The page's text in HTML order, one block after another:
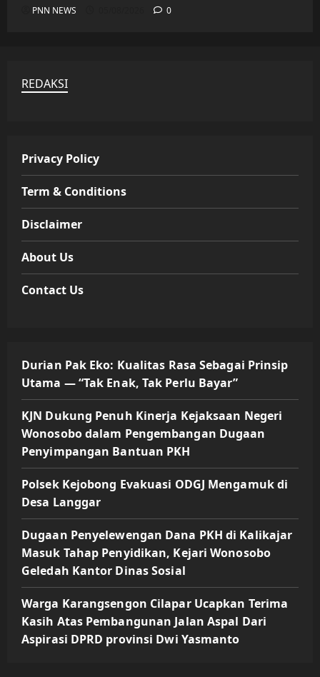
PNN NEWS 0
REDAKSI
Privacy Policy
Term & Conditions
Disclaimer
About Us
Contact Us
Durian Pak Eko: Kualitas Rasa Sebagai Prinsip
Utama — “Tak Enak, Tak Perlu Bayar”
KJN Dukung Penuh Kinerja Kejaksaan Negeri
Wonosobo dalam Pengembangan Dugaan
Penyimpangan Bantuan PKH
Polsek Kejobong Evakuasi ODGJ Mengamuk di
Desa Langgar
Dugaan Penyelewengan Dana PKH di Kalikajar
Masuk Tahap Penyidikan, Kejari Wonosobo
Geledah Kantor Dinas Sosial
Warga Karangsengon Cilapar Ucapkan Terima
Kasih Atas Pembangunan Jalan Aspal Dari
Aspirasi DPRD provinsi Dwi Yasmanto